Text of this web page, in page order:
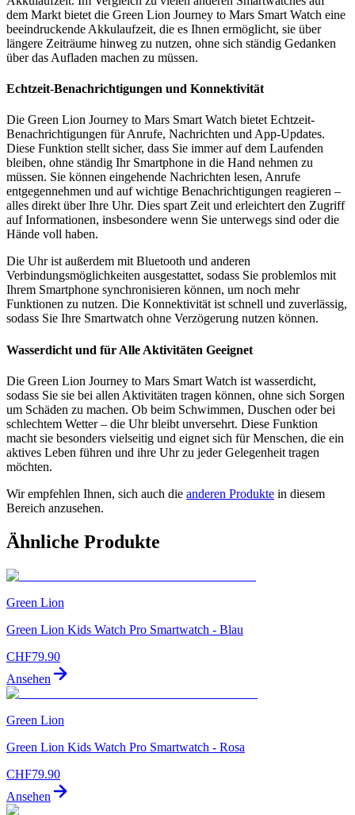
dem Markt bietet die Green Lion Journey to Mars Smart Watch eine
beeindruckende Akkulaufzeit, die es Ihnen ermöglicht, sie über
längere Zeiträume hinweg zu nutzen, ohne sich ständig Gedanken
über das Aufladen machen zu müssen.
Echtzeit-Benachrichtigungen und Konnektivität
Die Green Lion Journey to Mars Smart Watch bietet Echtzeit-
Benachrichtigungen für Anrufe, Nachrichten und App-Updates.
Diese Funktion stellt sicher, dass Sie immer auf dem Laufenden
bleiben, ohne ständig Ihr Smartphone in die Hand nehmen zu
müssen. Sie können eingehende Nachrichten lesen, Anrufe
entgegennehmen und auf wichtige Benachrichtigungen reagieren –
alles direkt über Ihre Uhr. Dies spart Zeit und erleichtert den Zugriff
auf Informationen, insbesondere wenn Sie unterwegs sind oder die
Hände voll haben.
Die Uhr ist außerdem mit Bluetooth und anderen
Verbindungsmöglichkeiten ausgestattet, sodass Sie problemlos mit
Ihrem Smartphone synchronisieren können, um noch mehr
Funktionen zu nutzen. Die Konnektivität ist schnell und zuverlässig,
sodass Sie Ihre Smartwatch ohne Verzögerung nutzen können.
Wasserdicht und für Alle Aktivitäten Geeignet
Die Green Lion Journey to Mars Smart Watch ist wasserdicht,
sodass Sie sie bei allen Aktivitäten tragen können, ohne sich Sorgen
um Schäden zu machen. Ob beim Schwimmen, Duschen oder bei
schlechtem Wetter – die Uhr bleibt unversehrt. Diese Funktion
macht sie besonders vielseitig und eignet sich für Menschen, die ein
aktives Leben führen und ihre Uhr zu jeder Gelegenheit tragen
möchten.
Wir empfehlen Ihnen, sich auch die anderen Produkte in diesem
Bereich anzusehen.
Ähnliche Produkte
Green Lion
Green Lion Kids Watch Pro Smartwatch - Blau
CHF79.90
Ansehen
Green Lion
Green Lion Kids Watch Pro Smartwatch - Rosa
CHF79.90
Ansehen